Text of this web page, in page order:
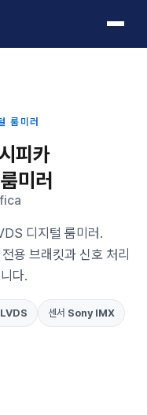
룸미러
피카
미러
디지털 룸미러.
용 브래킷과 신호 처리
다.
센서 Sony IMX